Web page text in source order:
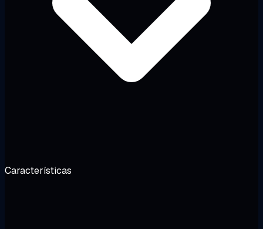
Características